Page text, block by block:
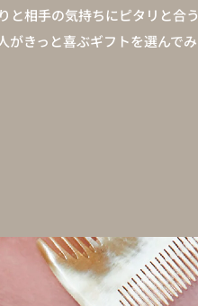
と相手の気持ちにピタリと合う
がきっと喜ぶギフトを選んでみ